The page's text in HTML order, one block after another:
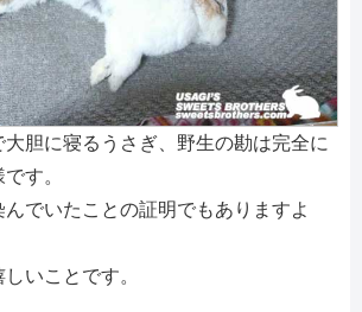
大胆に寝るうさぎ、野生の勘は完全に
す。
でいたことの証明でもありますよ
いことです。